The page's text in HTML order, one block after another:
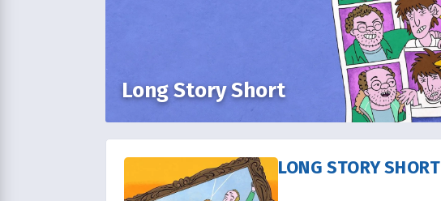
Long Story Short
LONG STORY SHORT